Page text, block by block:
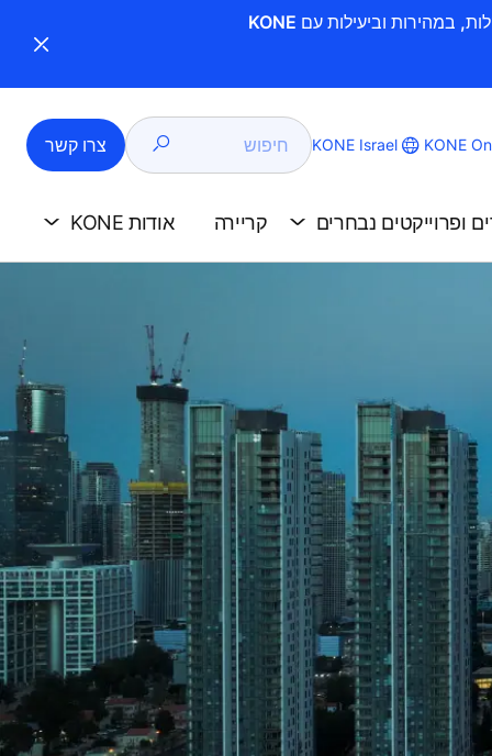
KONE
KONE Israel חיפוש צרו קשר
ופרוייקטים נבחרים קריירה אודות KONE